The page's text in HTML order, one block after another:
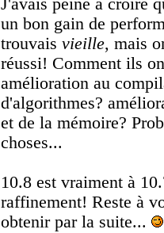
J'avais peine à croire
un bon gain de
trouvaisvieille, mais
réussi! Comment ils
amélioration au
d'algorithmes?
et de la mémoire?
choses...
10.8 est vraiment à
raffinement! Reste à
obtenir par la suite...